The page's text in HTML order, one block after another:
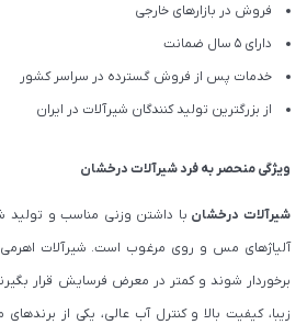
فروش در بازارهای خارجی
دارای 5 سال ضمانت
خدمات پس از فروش گسترده در سراسر کشور
از بزرگترین تولید کنندگان شیرآلات در ایران
ویژگی منحصر به فرد شیرآلات درخشان
شیرآلات درخشان با داشتن وزنی مناسب و تولید
آلیاژهای مس و روی مرغوب است. شیرآلات
برخوردار شوند و کمتر در معرض فرسایش قرار
زیبا، کیفیت بالا و کنترل آب عالی، یکی از